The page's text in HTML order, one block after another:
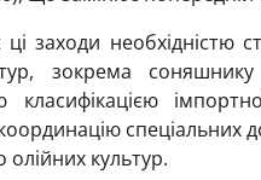
заходи необхідністю
зокрема
класифікацією
спеціальних
культур.